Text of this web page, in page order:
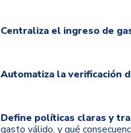
Centraliza el ingreso de
Automatiza la verificación
Define políticas claras y
gasto válido, y qué